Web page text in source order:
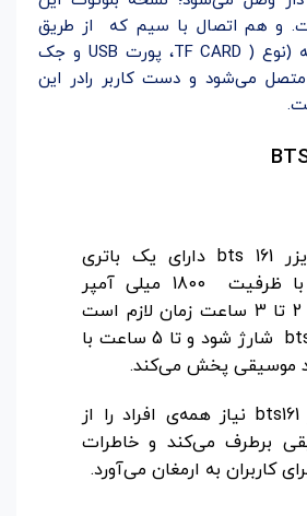
هم 5.0 است. و هم اتصال با سیم که از طریق
شیار‌های کارت‌حافظه (نوع ( TF CARD، پورت USB و جک
متصل می‌شود و دست کاربر رادر این
اسپیکر انرجایزر bts 161 دارای یک باتری
لیتیوم یونی با ظرفیت 1800 میلی آمپر
ساعتی است؛ 2 تا 3 ساعت زمان لازم است
تا اسپیکر bts161 شارژ شود و تا 5 ساعت با
خرید اسپیکر bts161 نیاز همه‌ی افراد را از
برطرف می‌کند و خاطرات
کاربران به ارمغان می‌آورد.